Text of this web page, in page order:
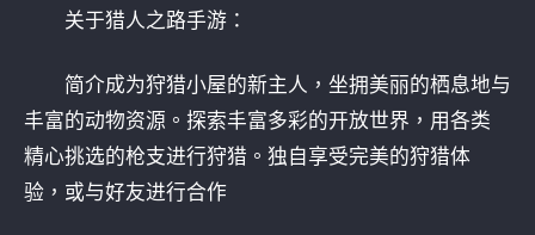
关于猎人之路手游：
简介成为狩猎小屋的新主人，坐拥美丽的栖息地与
丰富的动物资源。探索丰富多彩的开放世界，用各类
精心挑选的枪支进行狩猎。独自享受完美的狩猎体
验，或与好友进行合作